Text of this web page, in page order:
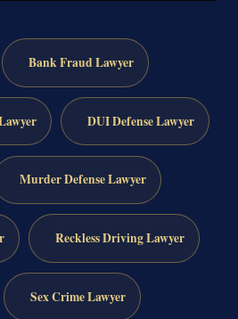
Bank Fraud Lawyer
DUI Defense Lawyer
Murder Defense Lawyer
Reckless Driving Lawyer
Sex Crime Lawyer